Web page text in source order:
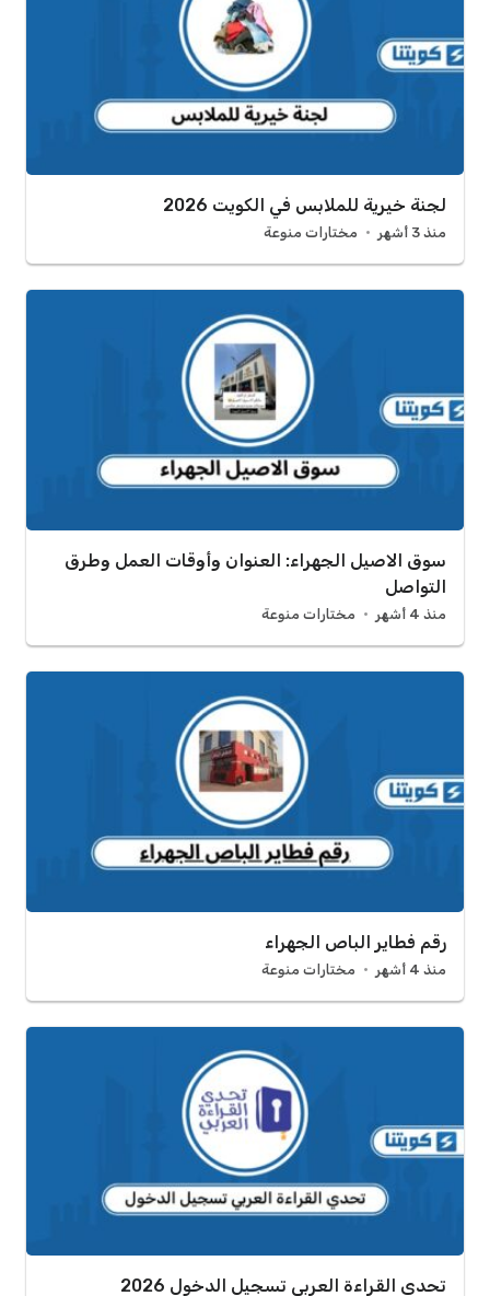
لجنة خيرية للملابس في الكويت 2026
منذ 3 أشهر مختارات منوعة
سوق الاصيل الجهراء: العنوان وأوقات العمل وطرق
التواصل
منذ 4 أشهر مختارات منوعة
رقم فطاير الباص الجهراء
منذ 4 أشهر مختارات منوعة
تحدي القراءة العربي تسجيل الدخول 2026